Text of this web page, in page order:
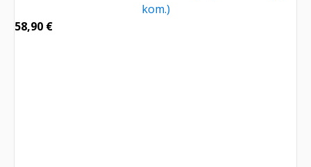
kom.)
58,90 €